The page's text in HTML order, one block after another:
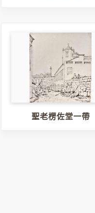
聖老楞佐堂一帶